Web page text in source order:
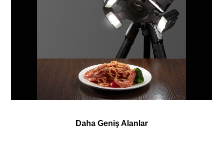
Daha Geniş Alanlar